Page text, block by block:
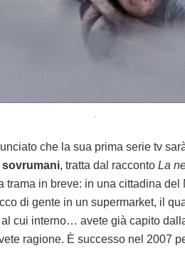
.
che la sua prima serie tv
sovrumani, tratta dal racconto La
trama in breve: in una cittadina del
di gente in un supermarket, il
cui interno… avete già capito
ragione. È successo nel 2007